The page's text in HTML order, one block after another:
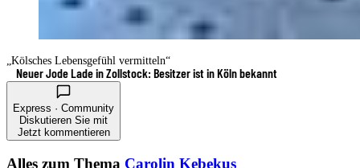
„Kölsches Lebensgefühl vermitteln“
Neuer Jode Lade in Zollstock: Besitzer ist in Köln bekannt
Express · Community
Diskutieren Sie mit
Jetzt kommentieren
Alles zum Thema Carolin Kebekus